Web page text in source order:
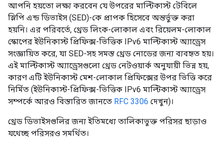
আপনি হয়তো লক্ষ্য করবেন যে উপরের মাল্টিকাস্ট টেবিলে
স্লিপি এন্ড ডিভাইস (SED)-কে প্রাপক হিসেবে অন্তর্ভুক্ত করা
হয়নি। এর পরিবর্তে, থ্রেড লিংক-লোকাল এবং রিয়েলম-লোকাল
স্কোপের ইউনিকাস্ট প্রিফিক্স-ভিত্তিক IPv6 মাল্টিকাস্ট অ্যাড্রেস
সংজ্ঞায়িত করে, যা SED-সহ সমস্ত থ্রেড নোডের জন্য ব্যবহৃত হয়।
এই মাল্টিকাস্ট অ্যাড্রেসগুলো থ্রেড নেটওয়ার্ক অনুযায়ী ভিন্ন হয়,
কারণ এটি ইউনিকাস্ট মেশ-লোকাল প্রিফিক্সের উপর ভিত্তি করে
নির্মিত (ইউনিকাস্ট-প্রিফিক্স-ভিত্তিক IPv6 মাল্টিকাস্ট অ্যাড্রেস
সম্পর্কে আরও বিস্তারিত জানতে RFC 3306 দেখুন)।
থ্রেড ডিভাইসগুলির জন্য ইতিমধ্যে তালিকাভুক্ত পরিসর ছাড়াও
যথেচ্ছ পরিসরও সমর্থিত।